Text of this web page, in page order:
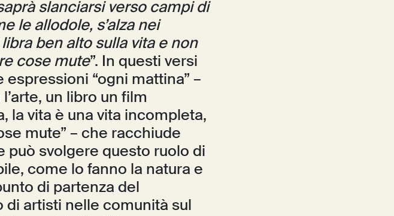
slanciarsi verso campi di
le allodole, s’alza nei
ben alto sulla vita e non
cose mute”. In questi versi
“ogni mattina” –
un libro un film
la vita è una vita incompleta,
mute” – che racchiude
può svolgere questo ruolo di
come lo fanno la natura e
di partenza del
di artisti nelle comunità sul